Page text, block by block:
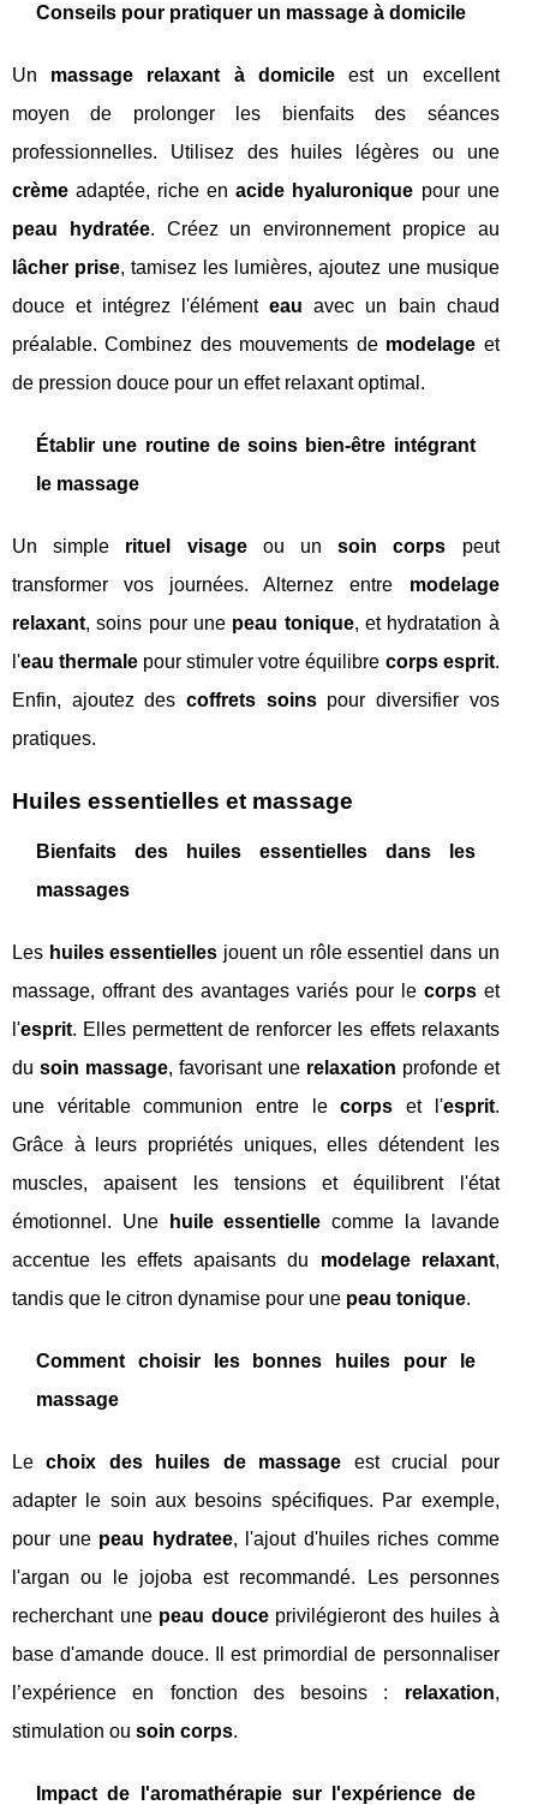
Conseils pour pratiquer un massage à domicile
Un massage relaxant à domicileest un excellent
moyen de prolonger les bienfaits des séances
professionnelles. Utilisez des huiles légères ou une
crème adaptée, riche enacide hyaluronique pour une
peau hydratée. Créez un environnement propice au
lâcher prise, tamisez les lumières, ajoutez une musique
douce et intégrez l'élémenteau avec un bain chaud
préalable. Combinez des mouvements de modelage et
de pression douce pour un effet relaxant optimal.
Établir une routine de soins bien-être intégrant
le massage
Un simple rituel visageou unsoin corps peut
transformer vos journées. Alternez entre modelage
relaxant, soins pour une peau tonique, et hydratation à
l'eau thermale pour stimuler votre équilibre corps esprit.
Enfin, ajoutez des coffrets soinspour diversifier vos
pratiques.
Huiles essentielles et massage
Bienfaits des huiles essentielles dans les
massages
Les huiles essentielles jouent un rôle essentiel dans un
massage, offrant des avantages variés pour le corpset
l'esprit. Elles permettent de renforcer les effets relaxants
du soin massage, favorisant une relaxation profonde et
une véritable communion entre lecorps et l'esprit.
Grâce à leurs propriétés uniques, elles détendent les
muscles, apaisent les tensions et équilibrent l'état
émotionnel. Une
huile essentielle comme la lavande
accentue les effets apaisants du modelage relaxant,
tandis que le citron dynamise pour une peau tonique.
Comment choisir les bonnes huiles pour le
massage
Lechoix des huiles de massage est crucial pour
adapter le soin aux besoins spécifiques. Par exemple,
pour une peau hydratee, l'ajout d'huiles riches comme
l'argan ou le jojoba est recommandé. Les personnes
recherchant une peau douceprivilégieront des huiles à
base d'amande douce. Il est primordial de personnaliser
l’expérience en fonction des besoins : relaxation,
stimulation ou soin corps.
Impact de l'aromathérapie sur l'expérience de